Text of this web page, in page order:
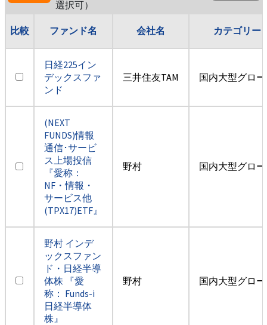
選択可）
比較 ファンド名 会社名 カテゴリー
日経225イン
デックスファ
ンド
三井住友TAM 国内大型グロ
(NEXT
FUNDS)情報
通信･サービ
ス上場投信
『愛称：
NF・情報・
サービス他
(TPX17)ETF』
野村 国内大型グロ
野村 インデ
ックスファン
ド・日経半導
体株 『愛
称： Funds-i
日経半導体
株』
野村 国内大型グロ